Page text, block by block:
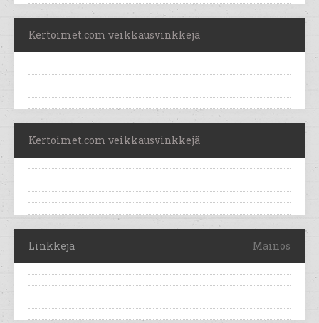
Kertoimet.com veikkausvinkkejä
Kertoimet.com veikkausvinkkejä
Linkkejä Mainos